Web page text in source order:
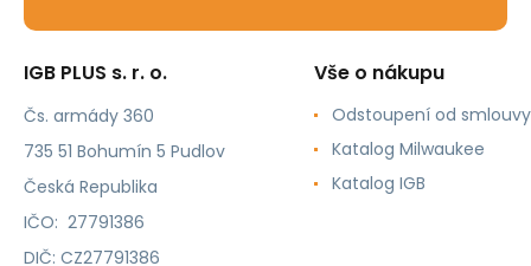
IGB PLUS s. r. o.
Čs. armády 360
735 51 Bohumín 5 Pudlov
Česká Republika
IČO: 27791386
DIČ: CZ27791386
Vše o nákupu
Odstoupení od smlouvy
Katalog Milwaukee
Katalog IGB